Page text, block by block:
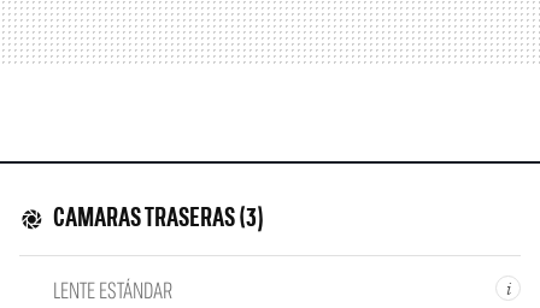
CAMARAS TRASERAS (3)
i
LENTE ESTÁNDAR